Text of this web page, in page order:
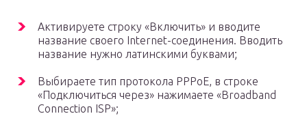
Активируете строку «Включить» и вводите
название своего Internet-соединения. Вводить
название нужно латинскими буквами;
Выбираете тип протокола PPPoE, в строке
«Подключиться через» нажимаете «Broadband
Connection ISP»;